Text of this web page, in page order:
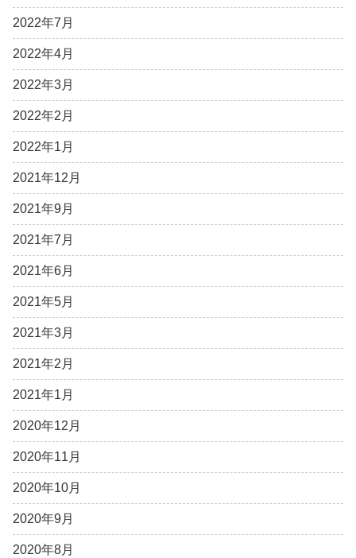
2022年7月
2022年4月
2022年3月
2022年2月
2022年1月
2021年12月
2021年9月
2021年7月
2021年6月
2021年5月
2021年3月
2021年2月
2021年1月
2020年12月
2020年11月
2020年10月
2020年9月
2020年8月